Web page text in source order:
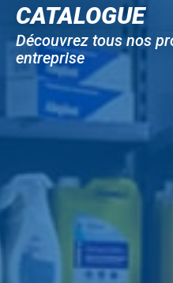
CATALOGUE
Découvrez tous nos
entreprise